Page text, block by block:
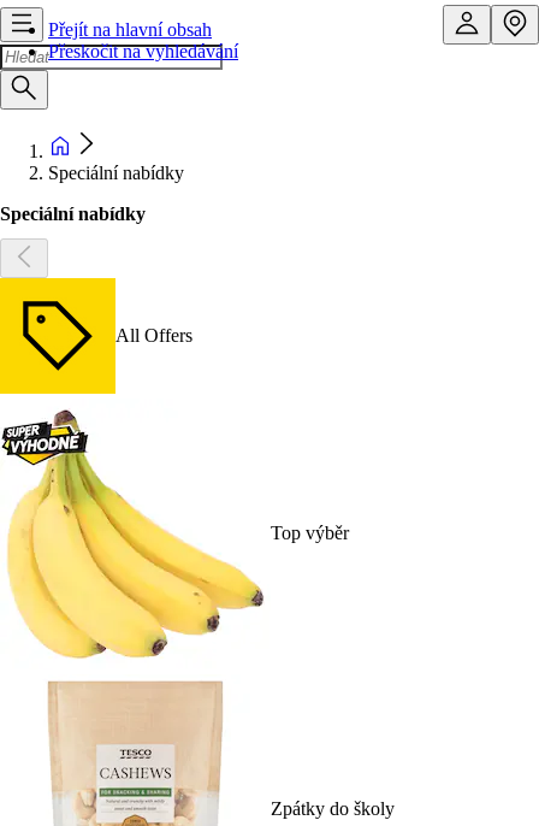
Přejít na hlavní obsah
Přeskočit na vyhledávání
Speciální nabídky
Speciální nabídky
All Offers
Top výběr
Zpátky do školy